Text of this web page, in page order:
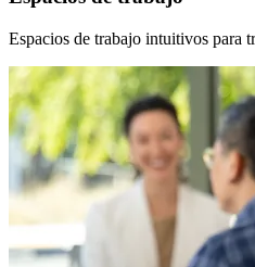
Espacios de trabajo intuitivos para